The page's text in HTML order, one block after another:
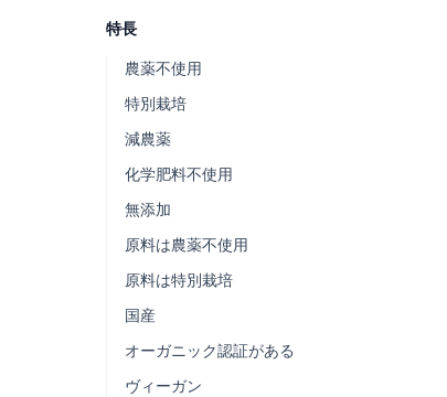
特長
農薬不使用
特別栽培
減農薬
化学肥料不使用
無添加
原料は農薬不使用
原料は特別栽培
国産
オーガニック認証がある
ヴィーガン